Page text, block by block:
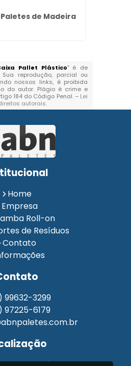
de Madeira
Pallet Plástico" é de
Sua reprodução, parcial ou
nossos links, é proibida
do autor. Plágio é crime e
184 do Código Penal. – Lei
autorais.
Home
Empresa
Roll-on
de Resíduos
Contato
99632-3299
97225-6179